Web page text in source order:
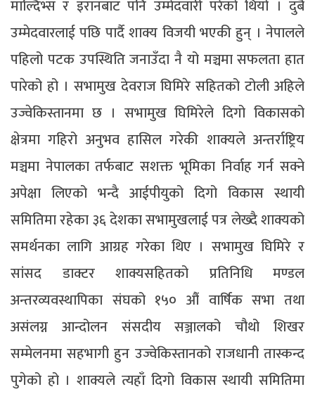
माल्दिभ्स र इरानबाट पनि उम्मेदवारी परेको थियो । दुबै
उम्मेदवारलाई पछि पार्दै शाक्य विजयी भएकी हुन् । नेपालले
पहिलो पटक उपस्थिति जनाउँदा नै यो मञ्चमा सफलता हात
पारेको हो । सभामुख देवराज घिमिरे सहितको टोली अहिले
उज्वेकिस्तानमा छ । सभामुख घिमिरेले दिगो विकासको
क्षेत्रमा गहिरो अनुभव हासिल गरेकी शाक्यले अन्तर्राष्ट्रिय
मञ्चमा नेपालका तर्फबाट सशक्त भूमिका निर्वाह गर्न सक्ने
अपेक्षा लिएको भन्दै आईपीयुको दिगो विकास स्थायी
समितिमा रहेका ३६ देशका सभामुखलाई पत्र लेख्दै शाक्यको
समर्थनका लागि आग्रह गरेका थिए । सभामुख घिमिरे र
सांसद डाक्टर शाक्यसहितको प्रतिनिधि मण्डल
अन्तरव्यवस्थापिका संघको १५० औं वार्षिक सभा तथा
असंलग्न आन्दोलन संसदीय सञ्जालको चौथो शिखर
सम्मेलनमा सहभागी हुन उज्वेकिस्तानको राजधानी तास्कन्द
पुगेको हो । शाक्यले त्यहाँ दिगो विकास स्थायी समितिमा